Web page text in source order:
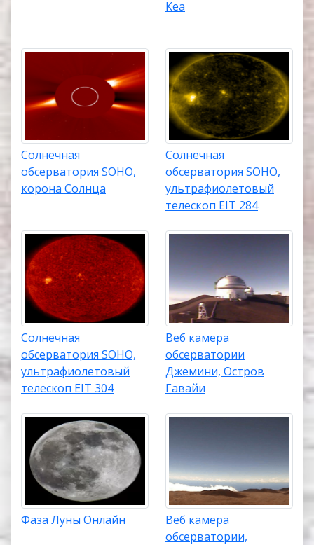
Кеа
Солнечная
обсерватория SOHO,
корона Солнца
Солнечная
обсерватория SOHO,
ультрафиолетовый
телескоп EIT 284
Солнечная
обсерватория SOHO,
ультрафиолетовый
телескоп EIT 304
Веб камера
обсерватории
Джемини, Остров
Гавайи
Фаза Луны Онлайн
Веб камера
обсерватории,